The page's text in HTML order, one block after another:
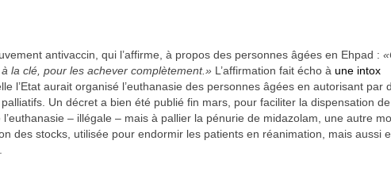
antivaccin, qui l’affirme, à propos des personnes âgées en Ehpad :
la clé, pour les achever complètement.» L’affirmation fait écho à une intox
l’Etat aurait organisé l’euthanasie des personnes âgées en autorisant par
Un décret a bien été publié fin mars, pour faciliter la dispensation
– illégale – mais à pallier la pénurie de midazolam, une autre
des stocks, utilisée pour endormir les patients en réanimation, mais aussi